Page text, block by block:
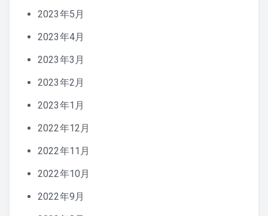
2023年5月
2023年4月
2023年3月
2023年2月
2023年1月
2022年12月
2022年11月
2022年10月
2022年9月